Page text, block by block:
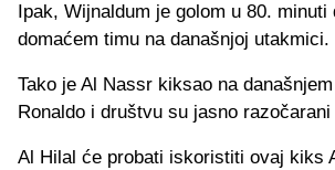
Ipak, Wijnaldum je golom u 80. minuti
domaćem timu na današnjoj utakmici.
Tako je Al Nassr kiksao na
Ronaldo i društvu su jasno
Al Hilal će probati iskoristiti ovaj kiks